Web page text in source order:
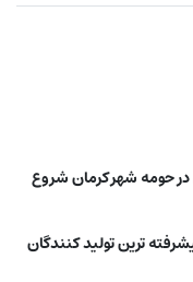
میلادی در حومه شهر کرمان شروع
ترین تولید کنندگان